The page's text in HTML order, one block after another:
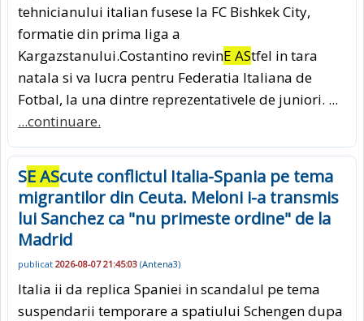
tehnicianului italian fusese la FC Bishkek City,
formatie din prima liga a
Kargazstanului.Costantino revinE AStfel in tara
natala si va lucra pentru Federatia Italiana de
Fotbal, la una dintre reprezentativele de juniori. ...
...continuare.
SE AScute conflictul Italia-Spania pe tema
migrantilor din Ceuta. Meloni i-a transmis
lui Sanchez ca "nu primeste ordine" de la
Madrid
publicat 2026-08-07 21:45:03 (Antena3)
Italia ii da replica Spaniei in scandalul pe tema
suspendarii temporare a spatiului Schengen dupa